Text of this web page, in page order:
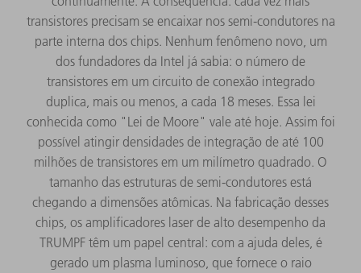
transistores precisam se encaixar nos semi-condutores na
parte interna dos chips. Nenhum fenômeno novo, um
dos fundadores da Intel já sabia: o número de
transistores em um circuito de conexão integrado
duplica, mais ou menos, a cada 18 meses. Essa lei
conhecida como "Lei de Moore" vale até hoje. Assim foi
possível atingir densidades de integração de até 100
milhões de transistores em um milímetro quadrado. O
tamanho das estruturas de semi-condutores está
chegando a dimensões atômicas. Na fabricação desses
chips, os amplificadores laser de alto desempenho da
TRUMPF têm um papel central: com a ajuda deles, é
gerado um plasma luminoso, que fornece o raio